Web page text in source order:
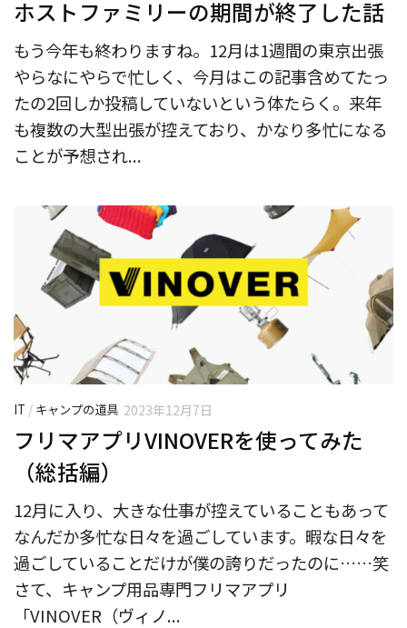
ホストファミリーの期間が終了した話
もう今年も終わりますね。12月は1週間の東京出張
やらなにやらで忙しく、今月はこの記事含めてたっ
たの2回しか投稿していないという体たらく。来年
も複数の大型出張が控えており、かなり多忙になる
ことが予想され...
IT / キャンプの道具 2023年12月7日
フリマアプリVINOVERを使ってみた
（総括編）
12月に入り、大きな仕事が控えていることもあって
なんだか多忙な日々を過ごしています。暇な日々を
過ごしていることだけが僕の誇りだったのに……笑
さて、キャンプ用品専門フリマアプリ
「VINOVER（ヴィノ...